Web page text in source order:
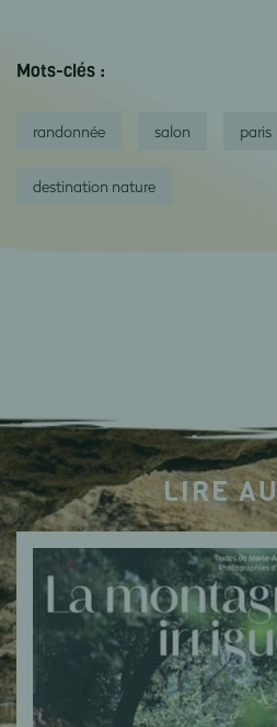
Mots-clés :
randonnée salon paris
destination nature
LIRE